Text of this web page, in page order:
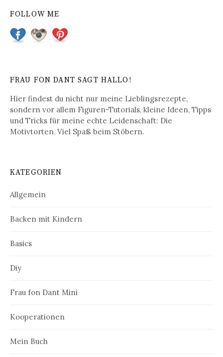
FOLLOW ME
FRAU FON DANT SAGT HALLO!
Hier findest du nicht nur meine Lieblingsrezepte,
sondern vor allem Figuren-Tutorials, kleine Ideen, Tipps
und Tricks für meine echte Leidenschaft: Die
Motivtorten. Viel Spaß beim Stöbern.
KATEGORIEN
Allgemein
Backen mit Kindern
Basics
Diy
Frau fon Dant Mini
Kooperationen
Mein Buch